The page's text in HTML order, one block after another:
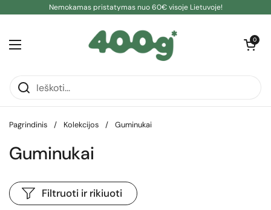
Pereiti prie turinioNemokamas pristatymas nuo 60€ visoje Lietuvoje!
Atidaryti meniu
Atidaryti
0
Pagrindinis / Kolekcijos / Guminukai
Guminukai
Filtruoti ir rikiuoti